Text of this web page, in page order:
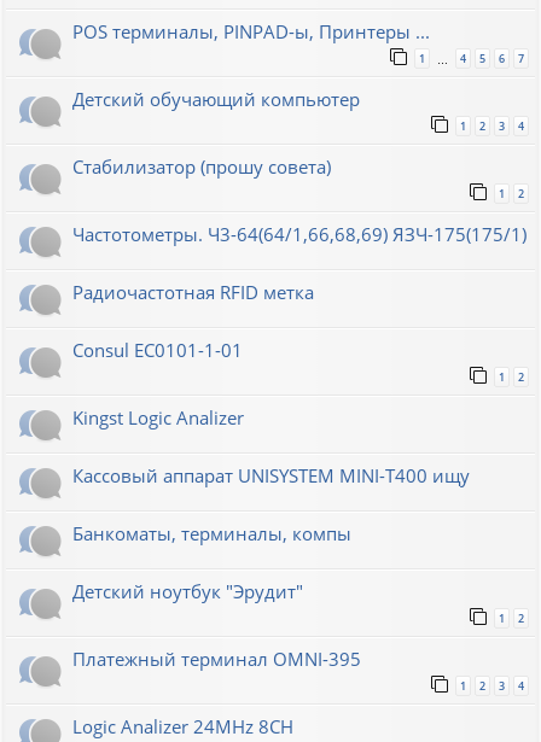
POS терминалы, PINPAD-ы, Принтеры ...
1 4 5 6 7
Детский обучающий компьютер
1 2 3 4
Стабилизатор (прошу совета)
1 2
Частотометры. Ч3-64(64/1,66,68,69) ЯЗЧ-175(175/1)
Радиочастотная RFID метка
Consul EC0101-1-01
1 2
Kingst Logic Analizer
Кассовый аппарат UNISYSTEM MINI-T400 ищу
Банкоматы, терминалы, компы
Детский ноутбук "Эрудит"
1 2
Платежный терминал OMNI-395
1 2 3 4
Logic Analizer 24MHz 8CH